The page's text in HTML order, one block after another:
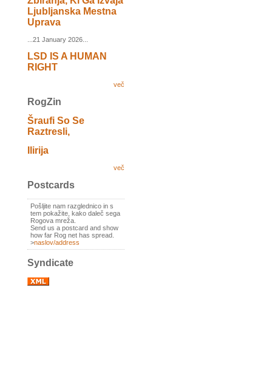
Ljubljanska Mestna
Uprava
...21 January 2026...
LSD IS A HUMAN
RIGHT
več
RogZin
Šraufi So Se
Raztresli,
Ilirija
več
Postcards
Pošljite nam razglednico in s
tem pokažite, kako daleč sega
Rogova mreža.
Send us a postcard and show
how far Rog net has spread.
>naslov/address
Syndicate